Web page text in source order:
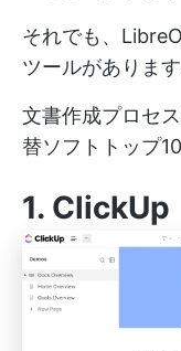
それでも、
ツールがあります
文書作成プロセ
替ソフトトップ
1. ClickUp